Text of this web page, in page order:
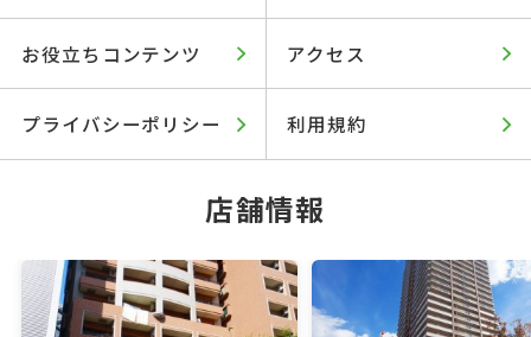
お役立ちコンテンツ アクセス
プライバシーポリシー 利用規約
店舗情報